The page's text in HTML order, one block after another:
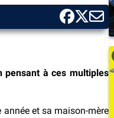
pensant à ces multiples
année et sa maison-mère